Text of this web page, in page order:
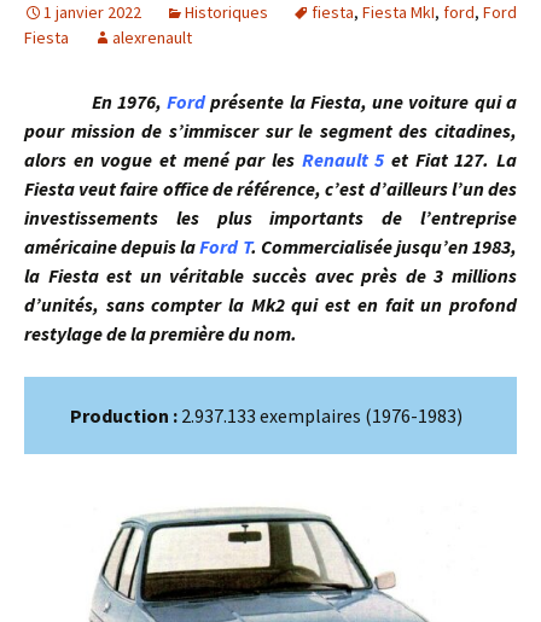
1 janvier 2022 Historiques fiesta, Fiesta MkI, ford, Ford
Fiesta
alexrenault
En 1976,Fordprésente la Fiesta, une voiture qui a
pour mission de s’immiscer sur le segment des citadines,
alors en vogue et mené par les Renault 5 et Fiat 127. La
Fiesta veut faire office de référence, c’est d’ailleurs l’un des
investissements les plus importants de l’entreprise
américaine depuis laFord T. Commercialisée jusqu’en 1983,
la Fiesta est un véritable succès avec près de 3 millions
d’unités, sans compter la Mk2 qui est en fait un profond
restylage de la première du nom.
Production : 2.937.133 exemplaires (1976-1983)